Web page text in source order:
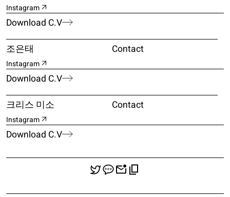
이번 전시는 미디어아트가 단순한 기술적 실험이나 시각적 소비에
머무르지 않고, 감성과 체험, 교육과 놀이가 결합된 장으로 확장될 수
어떤 울림을 만들어낼 수 있는지, 또 우리가 어떻게 움직임과 감정의
연속 속에서 살아가고 있는지를 묻는 자리이다.
Moving emotionis an exhibition that explores the new sensory and
The title originates from the combination of two concepts—
andEmotion
expressed through light, image, sound, and installation, while
“emotion” refers to the inner resonance experienced by the viewer
which movement and emotion intersect and stimulate one another,
inviting the audience to become active participants rather than
Instagram
Download C.V
조은태
Instagram
Contact
Download C.V
크리스 미소
Instagram
Contact
Download C.V